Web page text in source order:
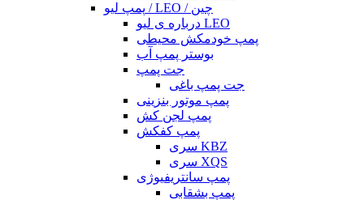
پمپ لیو / LEO / چین
درباره ی لیو LEO
پمپ خودمکش محیطی
بوستر پمپ آب
جت پمپ
جت پمپ باغی
پمپ موتور بنزینی
پمپ لجن کش
پمپ کفکش
سری KBZ
سری XQS
پمپ سانتریفیوژی
پمپ بشقابی